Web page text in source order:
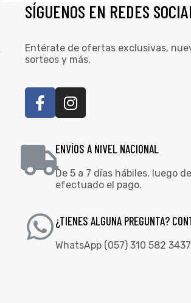
SÍGUENOS EN REDES
Entérate de ofertas exclusivas,
sorteos y más.
ENVÍOS A NIVEL NACIONAL
De 5 a 7 días hábiles. luego
efectuado el pago.
¿TIENES ALGUNA PREGUNTA?
WhatsApp (057) 310 582 3437